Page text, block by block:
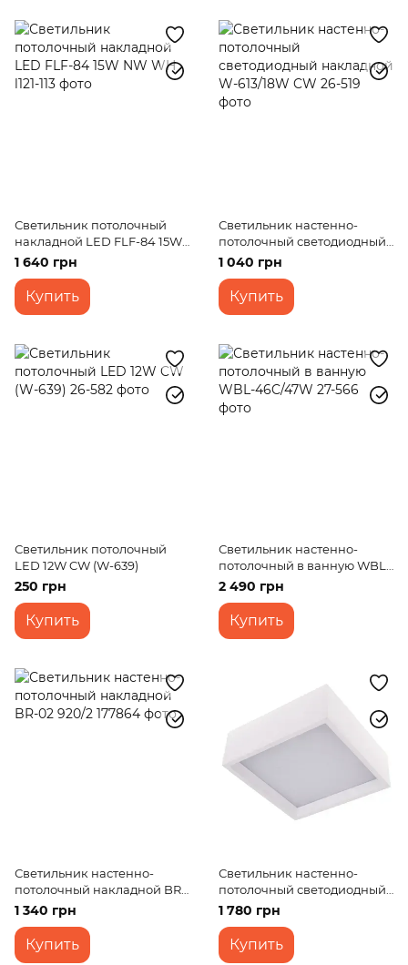
Светильник потолочный
накладной LED FLF-84 15W
NW WH
1 640 грн
Купить
Светильник настенно-
потолочный светодиодный
накладной W-613/18W CW
1 040 грн
Купить
Светильник потолочный
LED 12W CW (W-639)
250 грн
Купить
Светильник настенно-
потолочный в ванную WBL-
46C/47W
2 490 грн
Купить
Светильник настенно-
потолочный накладной BR-
02 920/2
1 340 грн
Купить
Светильник настенно-
потолочный светодиодный
накладной WBL-22/20W
WW WH
1 780 грн
Купить